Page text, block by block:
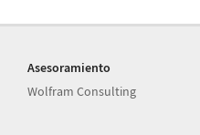
Asesoramiento
Wolfram Consulting